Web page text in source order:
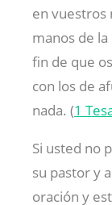
en vuestros
manos de
fin de que
con los de
nada. (1
Si usted no
su pastor y
oración y